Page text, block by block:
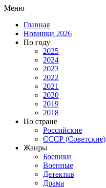
Меню
Главная
Новинки 2026
По году
2025
2024
2023
2022
2021
2020
2019
2018
По стране
Российские
СССР (Советские)
Жанры
Боевики
Военные
Детектив
Драма